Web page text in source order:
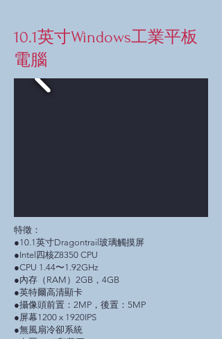
10.1英寸Windows工業平板
電腦
特徵：
●10.1英寸Dragontrail玻璃觸摸屏
●Intel四核Z8350 CPU
●CPU 1.44〜1.92GHz
●內存（RAM）2GB，4GB
●英特爾高清顯卡
●攝像頭前置：2MP，後置：5MP
●屏幕1200 x 1920IPS
●無風扇冷卻系統